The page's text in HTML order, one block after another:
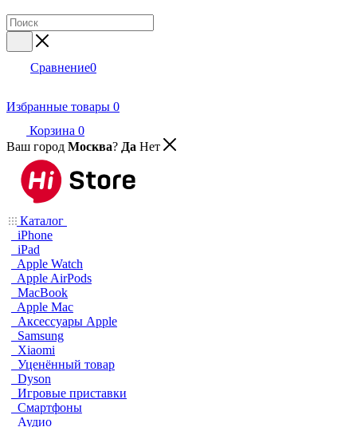
Сравнение0
Избранные товары 0
Корзина 0
Ваш город Москва? Да Нет
Каталог
iPhone
iPad
Apple Watch
Apple AirPods
MacBook
Apple Mac
Аксессуары Apple
Samsung
Xiaomi
Уценённый товар
Dyson
Игровые приставки
Смартфоны
Аудио